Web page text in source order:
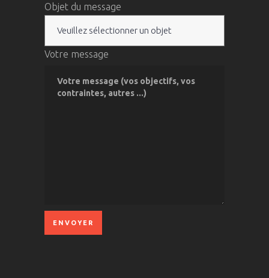
Objet du message
Votre message